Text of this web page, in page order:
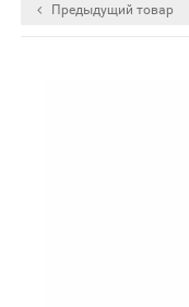
Предыдущий товар